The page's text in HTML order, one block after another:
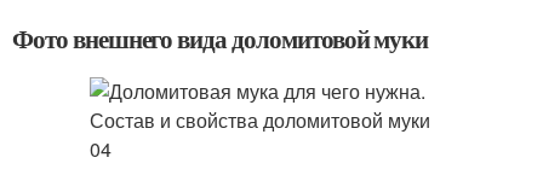
Фото внешнего вида доломитовой муки